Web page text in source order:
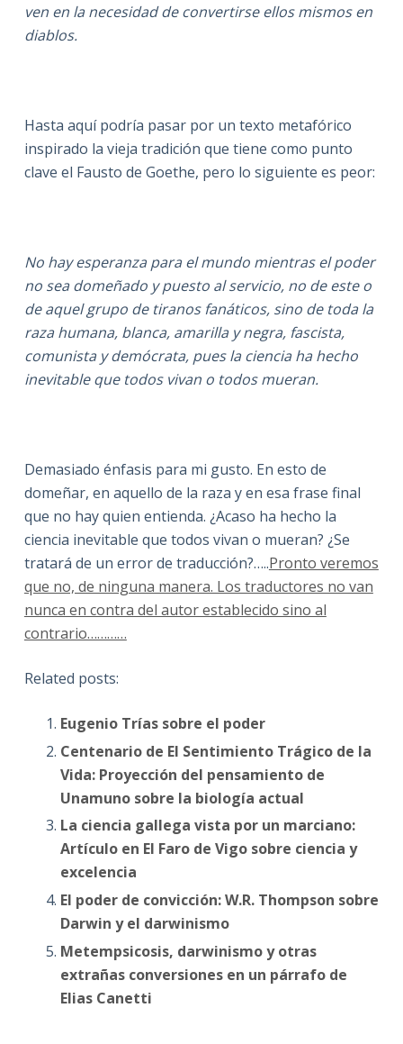
ven en la necesidad de convertirse ellos mismos en
diablos.
Hasta aquí podría pasar por un texto metafórico
inspirado la vieja tradición que tiene como punto
clave el Fausto de Goethe, pero lo siguiente es peor:
No hay esperanza para el mundo mientras el poder
no sea domeñado y puesto al servicio, no de este o
de aquel grupo de tiranos fanáticos, sino de toda la
raza humana, blanca, amarilla y negra, fascista,
comunista y demócrata, pues la ciencia ha hecho
inevitable que todos vivan o todos mueran.
Demasiado énfasis para mi gusto. En esto de
domeñar, en aquello de la raza y en esa frase final
que no hay quien entienda. ¿Acaso ha hecho la
ciencia inevitable que todos vivan o mueran? ¿Se
tratará de un error de traducción?…..Pronto veremos
que no, de ninguna manera. Los traductores no van
nunca en contra del autor establecido sino al
contrario…………
Related posts:
Eugenio Trías sobre el poder
Centenario de El Sentimiento Trágico de la
Vida: Proyección del pensamiento de
Unamuno sobre la biología actual
La ciencia gallega vista por un marciano:
Artículo en El Faro de Vigo sobre ciencia y
excelencia
El poder de convicción: W.R. Thompson sobre
Darwin y el darwinismo
Metempsicosis, darwinismo y otras
extrañas conversiones en un párrafo de
Elias Canetti